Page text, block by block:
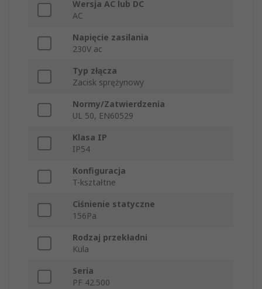
Wersja AC lub DC
AC
Napięcie zasilania
230V ac
Typ złącza
Zacisk sprężynowy
Normy/Zatwierdzenia
UL 50, EN60529
Klasa IP
IP54
Konfiguracja
T-kształtne
Ciśnienie statyczne
156Pa
Rodzaj przekładni
Kula
Seria
PF 42.500